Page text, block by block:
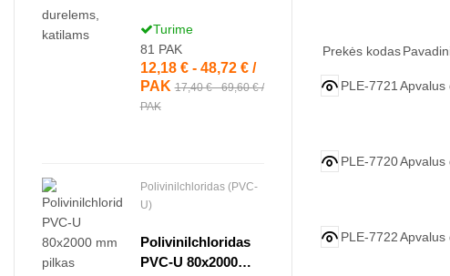
Turime
81 PAK
Kaina
12,18 € - 48,72 € /
PAK17,40 € - 69,60 € /
PAK
Polivinilchloridas (PVC-
U)
Polivinilchloridas
PVC-U 80x2000
Prekės kodas
PLE-7721 Apvalus
PLE-7720Apvalus
PLE-7722Apvalus